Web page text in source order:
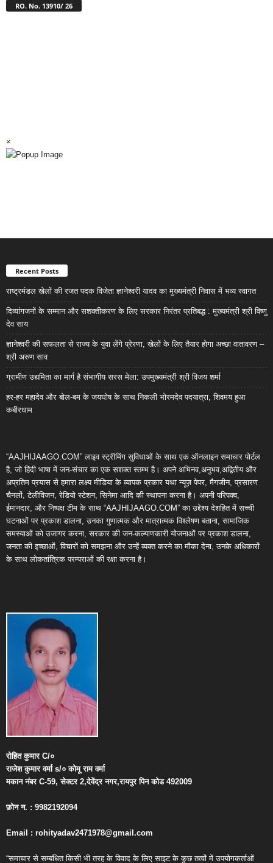
RO. No. 13910/ 26
×
Recent Posts
राष्ट्रमंडल खेलों की रजत पदक विजेता ज्ञानेश्वरी यादव का मुख्यमंत्री निवास में भव्य स्वागत
दिव्यांगजनों के सम्मान और सशक्तीकरण के लिए सरकार निरंतर प्रतिबद्ध : मुख्यमंत्री श्री विष्णु
देव साय
ज्ञानेश्वरी की सफलता से राज्य के युवा लेंगे प्रेरणा, खेलों के लिए तैयार होगा अच्छा वातावरण –
श्री अरुण साव
ग्रामीण उद्यमिता का मार्ग है संभागीय सरस मेला: उपमुख्यमंत्री श्री विजय शर्मा
हर-हर महादेव और बोल-बम के जयघोष के साथ निकली भोरमदेव पदयात्रा, शिवमय हुआ
कबीरधाम
“AAJHIJAAGO.COM” लाइव स्ट्रीमिंग सुविधाओं के साथ एक ऑनलाइन समाचार पोर्टल
है, जो हिंदी भाषा में जन-संचार का एक सशक्त स्तम्भ है। अपने अभिनव,अनुभव,अद्वितीय और
अप्रतिम प्रयास से हमारा लक्ष्य मीडिया के व्यापक प्रकार यथा न्यूज़ पेपर, मैगजीन, प्रसारण
चैनलों, टेलीविजन, रेडियो स्टेशन, सिनेमा आदि की स्थापना करना है। अपनी परिपक्व,
ईमानदार, और निष्पक्ष टीम के साथ “AAJHIJAAGO.COM” का उद्देश्य देशहित में सच्ची
घटनाओं पर प्रकाश डालना, उनका गुणात्मक और मात्रात्मक विश्लेषण बताना, सामाजिक
समस्याओं को उजागर करना, सरकार की जन-कल्याणकारी योजनाओं पर प्रकाश डालना,
जनता की इच्छाओं, विचारों को समझना और उन्हें व्यक्त करने का मौका देना, उनके अधिकारों
के साथ लोकतांत्रिक परम्पराओं की रक्षा करना है।
रोहित कुमारC/०
राजेश कुमार वर्माs/० कोमू राम वर्मा
मकान नंबरC-59,सेक्टर2,देवेंद्र नगर,रायपुर पिन कोड492009
फ़ोन न. : 9982192094
Email : rohityadav2471978@gmail.com
“समाचार से सम्बंधित किसी भी तरह के विवाद के लिए साइट के कुछ तत्वों में उपयोगकर्ताओं